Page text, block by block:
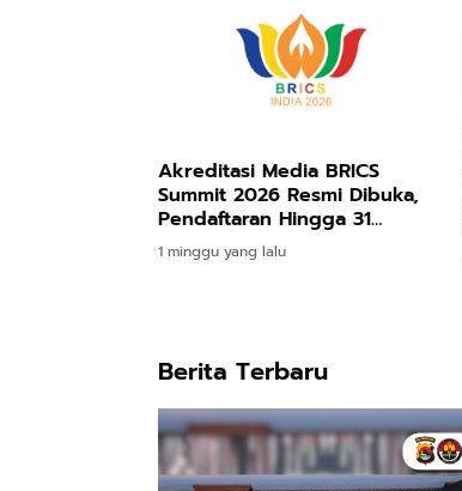
Akreditasi Media BRICS
Summit 2026 Resmi Dibuka,
Pendaftaran Hingga 31
Agustus
1 minggu yang lalu
Berita Terbaru